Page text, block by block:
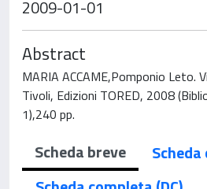
2009-01-01
Abstract
MARIA ACCAME,Pomponio Leto.
Tivoli, Edizioni TORED, 2008
1),240 pp.
Scheda breve